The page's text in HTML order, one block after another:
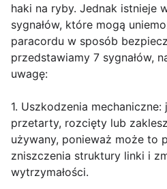
haki na ryby. Jednak istnieje
sygnałów, które mogą
paracordu w sposób
przedstawiamy 7 sygnałów,
uwagę:
1. Uszkodzenia
przetarty, rozcięty lub
używany, ponieważ może to
zniszczenia struktury linki i
wytrzymałości.